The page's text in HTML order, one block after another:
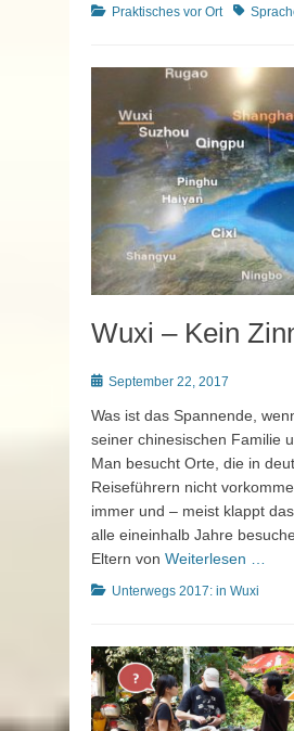
Kategorien
Praktisches vor Ort
Wuxi – Kein
Posted
September 22, 2017
Was ist das Spannende,
seiner chinesischen Familie
Man besucht Orte, die in
Reiseführern nicht
immer und – meist klappt
alle eineinhalb Jahre
Eltern von Weiterlesen …
Kategorien
Unterwegs 2017: in Wuxi